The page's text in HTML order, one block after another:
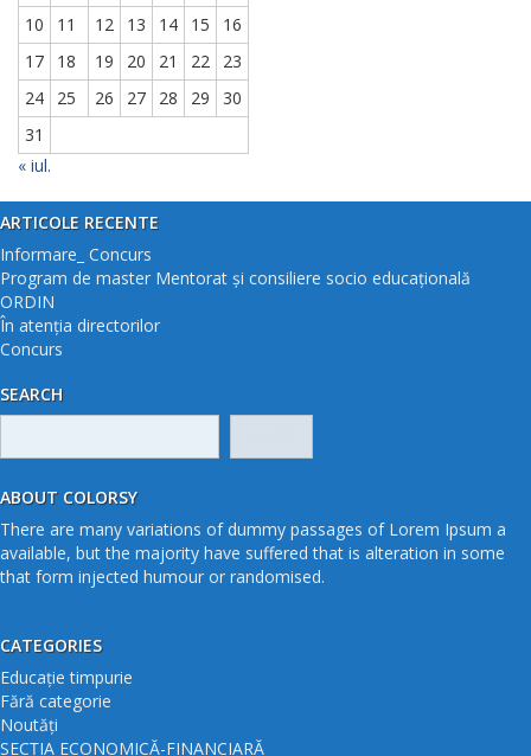
10
11 12 13 14 15
16
17
18 19 20 21 22
23
24
25 26 27 28 29
30
31
« iul.
ARTICOLE RECENTE
Informare_ Concurs
Program de master Mentorat și consiliere socio educațională
ORDIN
În atenția directorilor
Concurs
SEARCH
ABOUT COLORSY
There are many variations of dummy passages of Lorem Ipsum a
available, but the majority have suffered that is alteration in some
that form injected humour or randomised.
CATEGORIES
Educație timpurie
Fără categorie
Noutăți
SECȚIA ECONOMICĂ-FINANCIARĂ